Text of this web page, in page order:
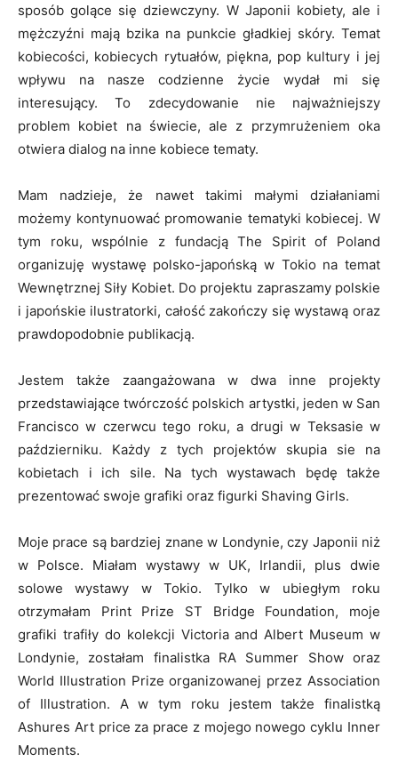
sposób golące się dziewczyny. W Japonii kobiety, ale i
mężczyźni mają bzika na punkcie gładkiej skóry. Temat
kobiecości, kobiecych rytuałów, piękna, pop kultury i jej
wpływu na nasze codzienne życie wydał mi się
interesujący. To zdecydowanie nie najważniejszy
problem kobiet na świecie, ale z przymrużeniem oka
otwiera dialog na inne kobiece tematy.
Mam nadzieje, że nawet takimi małymi działaniami
możemy kontynuować promowanie tematyki kobiecej. W
tym roku, wspólnie z fundacją The Spirit of Poland
organizuję wystawę polsko-japońską w Tokio na temat
Wewnętrznej Siły Kobiet. Do projektu zapraszamy polskie
i japońskie ilustratorki, całość zakończy się wystawą oraz
prawdopodobnie publikacją.
Jestem także zaangażowana w dwa inne projekty
przedstawiające twórczość polskich artystki, jeden w San
Francisco w czerwcu tego roku, a drugi w Teksasie w
październiku. Każdy z tych projektów skupia sie na
kobietach i ich sile. Na tych wystawach będę także
prezentować swoje grafiki oraz figurki Shaving Girls.
Moje prace są bardziej znane w Londynie, czy Japonii niż
w Polsce. Miałam wystawy w UK, Irlandii, plus dwie
solowe wystawy w Tokio. Tylko w ubiegłym roku
otrzymałam Print Prize ST Bridge Foundation, moje
grafiki trafiły do kolekcji Victoria and Albert Museum w
Londynie, zostałam finalistka RA Summer Show oraz
World Illustration Prize organizowanej przez Association
of Illustration. A w tym roku jestem także finalistką
Ashures Art price za prace z mojego nowego cyklu Inner
Moments.